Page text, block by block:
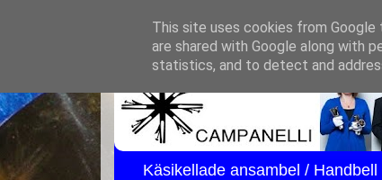
Käsikellade ansambel /
This site uses cookies from
are shared with Google along with
statistics, and to detect and